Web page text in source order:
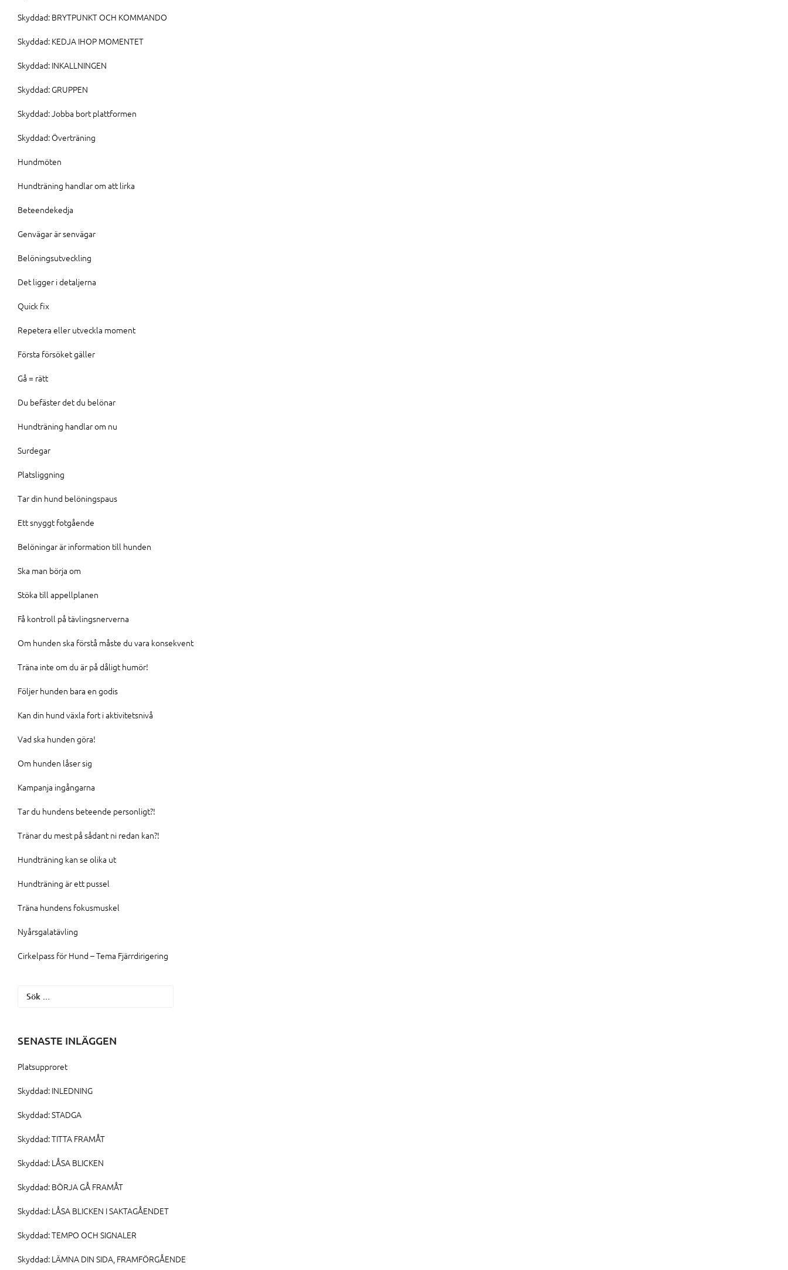
Skyddad: BRYTPUNKT OCH KOMMANDO
Skyddad: KEDJA IHOP MOMENTET
Skyddad: INKALLNINGEN
Skyddad: GRUPPEN
Skyddad: Jobba bort plattformen
Skyddad: Överträning
Hundmöten
Hundträning handlar om att lirka
Beteendekedja
Genvägar är senvägar
Belöningsutveckling
Det ligger i detaljerna
Quick fix
Repetera eller utveckla moment
Första försöket gäller
Gå = rätt
Du befäster det du belönar
Hundträning handlar om nu
Surdegar
Platsliggning
Tar din hund belöningspaus
Ett snyggt fotgående
Belöningar är information till hunden
Ska man börja om
Stöka till appellplanen
Få kontroll på tävlingsnerverna
Om hunden ska förstå måste du vara konsekvent
Träna inte om du är på dåligt humör!
Följer hunden bara en godis
Kan din hund växla fort i aktivitetsnivå
Vad ska hunden göra!
Om hunden låser sig
Kampanja ingångarna
Tar du hundens beteende personligt?!
Tränar du mest på sådant ni redan kan?!
Hundträning kan se olika ut
Hundträning är ett pussel
Träna hundens fokusmuskel
Nyårsgalatävling
Cirkelpass för Hund – Tema Fjärrdirigering
Sök
SENASTE INLÄGGEN
Platsupproret
Skyddad: INLEDNING
Skyddad: STADGA
Skyddad: TITTA FRAMÅT
Skyddad: LÅSA BLICKEN
Skyddad: BÖRJA GÅ FRAMÅT
Skyddad: LÅSA BLICKEN I SAKTAGÅENDET
Skyddad: TEMPO OCH SIGNALER
Skyddad: LÄMNA DIN SIDA, FRAMFÖRGÅENDE